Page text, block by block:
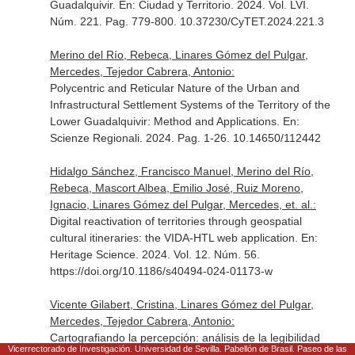
Guadalquivir. En: Ciudad y Territorio. 2024. Vol. LVI.
Núm. 221. Pag. 779-800. 10.37230/CyTET.2024.221.3
Merino del Río, Rebeca, Linares Gómez del Pulgar,
Mercedes, Tejedor Cabrera, Antonio:
Polycentric and Reticular Nature of the Urban and
Infrastructural Settlement Systems of the Territory of the
Lower Guadalquivir: Method and Applications. En:
Scienze Regionali. 2024. Pag. 1-26. 10.14650/112442
Hidalgo Sánchez, Francisco Manuel, Merino del Río,
Rebeca, Mascort Albea, Emilio José, Ruiz Moreno,
Ignacio, Linares Gómez del Pulgar, Mercedes, et. al.:
Digital reactivation of territories through geospatial
cultural itineraries: the VIDA-HTL web application. En:
Heritage Science. 2024. Vol. 12. Núm. 56.
https://doi.org/10.1186/s40494-024-01173-w
Vicente Gilabert, Cristina, Linares Gómez del Pulgar,
Mercedes, Tejedor Cabrera, Antonio:
Cartografiando la percepción: análisis de la legibilidad
Vicerrectorado de Investigación. Universidad de Sevilla. Pabellón de Brasil. Paseo de las